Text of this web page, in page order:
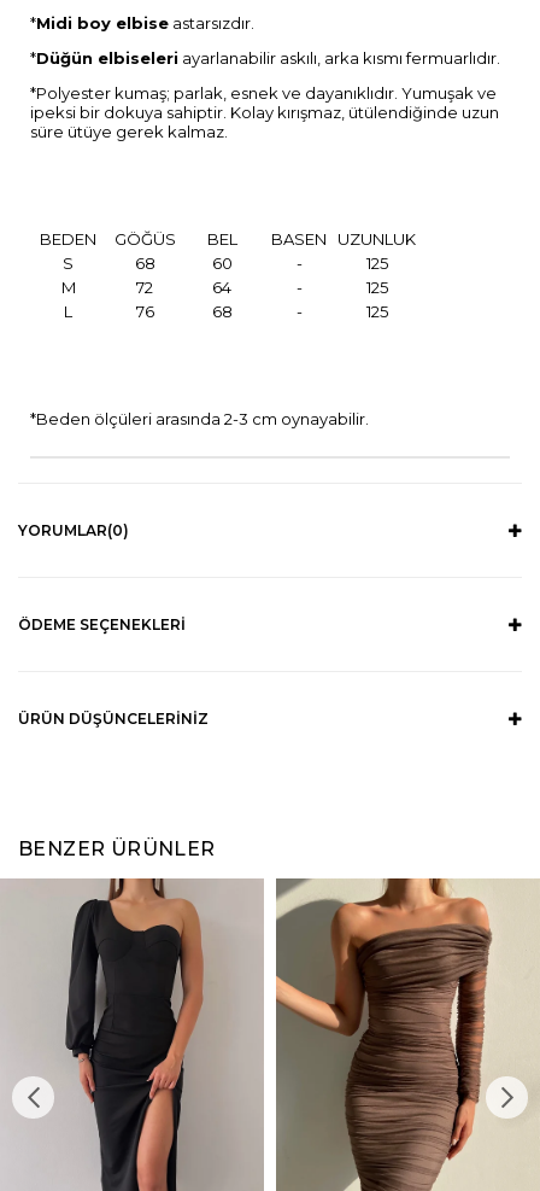
*Midi boy elbise astarsızdır.
*Düğün elbiseleri ayarlanabilir askılı, arka kısmı fermuarlıdır.
*Polyester kumaş; parlak, esnek ve dayanıklıdır. Yumuşak ve
ipeksi bir dokuya sahiptir. Kolay kırışmaz, ütülendiğinde uzun
süre ütüye gerek kalmaz.
BEDEN GÖĞÜS BEL BASEN
UZUNLUK
S
68 60 -
125
M
72 64 -
125
L
76 68 - 125
*Beden ölçüleri arasında 2-3 cm oynayabilir.
YORUMLAR(0)
ÖDEME SEÇENEKLERI
ÜRÜN DÜŞÜNCELERINIZ
BENZER ÜRÜNLER